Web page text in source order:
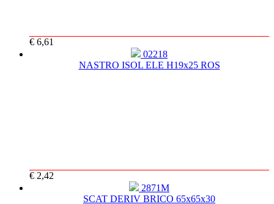
€ 6,61
02218
NASTRO ISOL ELE H19x25 ROS
€ 2,42
2871M
SCAT DERIV BRICO 65x65x30